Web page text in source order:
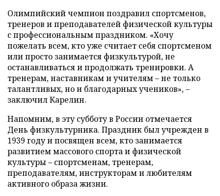
Олимпийский чемпион поздравил спортсменов,
тренеров и преподавателей физической культуры
с профессиональным праздником. «Хочу
пожелать всем, кто уже считает себя спортсменом
или просто занимается физкультурой, не
останавливаться и продолжать тренировки. А
тренерам, наставникам и учителям – не только
талантливых, но и благодарных учеников», –
заключил Карелин.
Напомним, в эту субботу в России отмечается
День физкультурника. Праздник был учрежден в
1939 году и посвящен всем, кто занимается
развитием массового спорта и физической
культуры – спортсменам, тренерам,
преподавателям, инструкторам и любителям
активного образа жизни.